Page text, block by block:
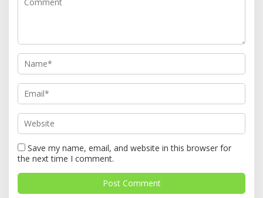
Save my name, email, and website in this browser for
the next time I comment.